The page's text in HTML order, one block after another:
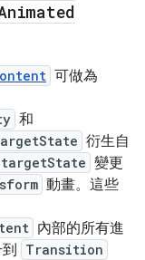
可做為
和
衍生自
targetState 變更
動畫。這些
內部的所有進
Transition